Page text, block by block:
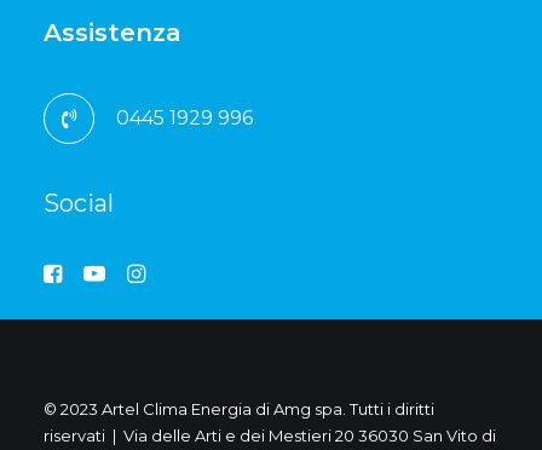
Assistenza
0445 1929 996
Social
© 2023 Artel Clima Energia di Amg spa. Tutti i diritti
riservati | Via delle Arti e dei Mestieri 20 36030 San Vito di